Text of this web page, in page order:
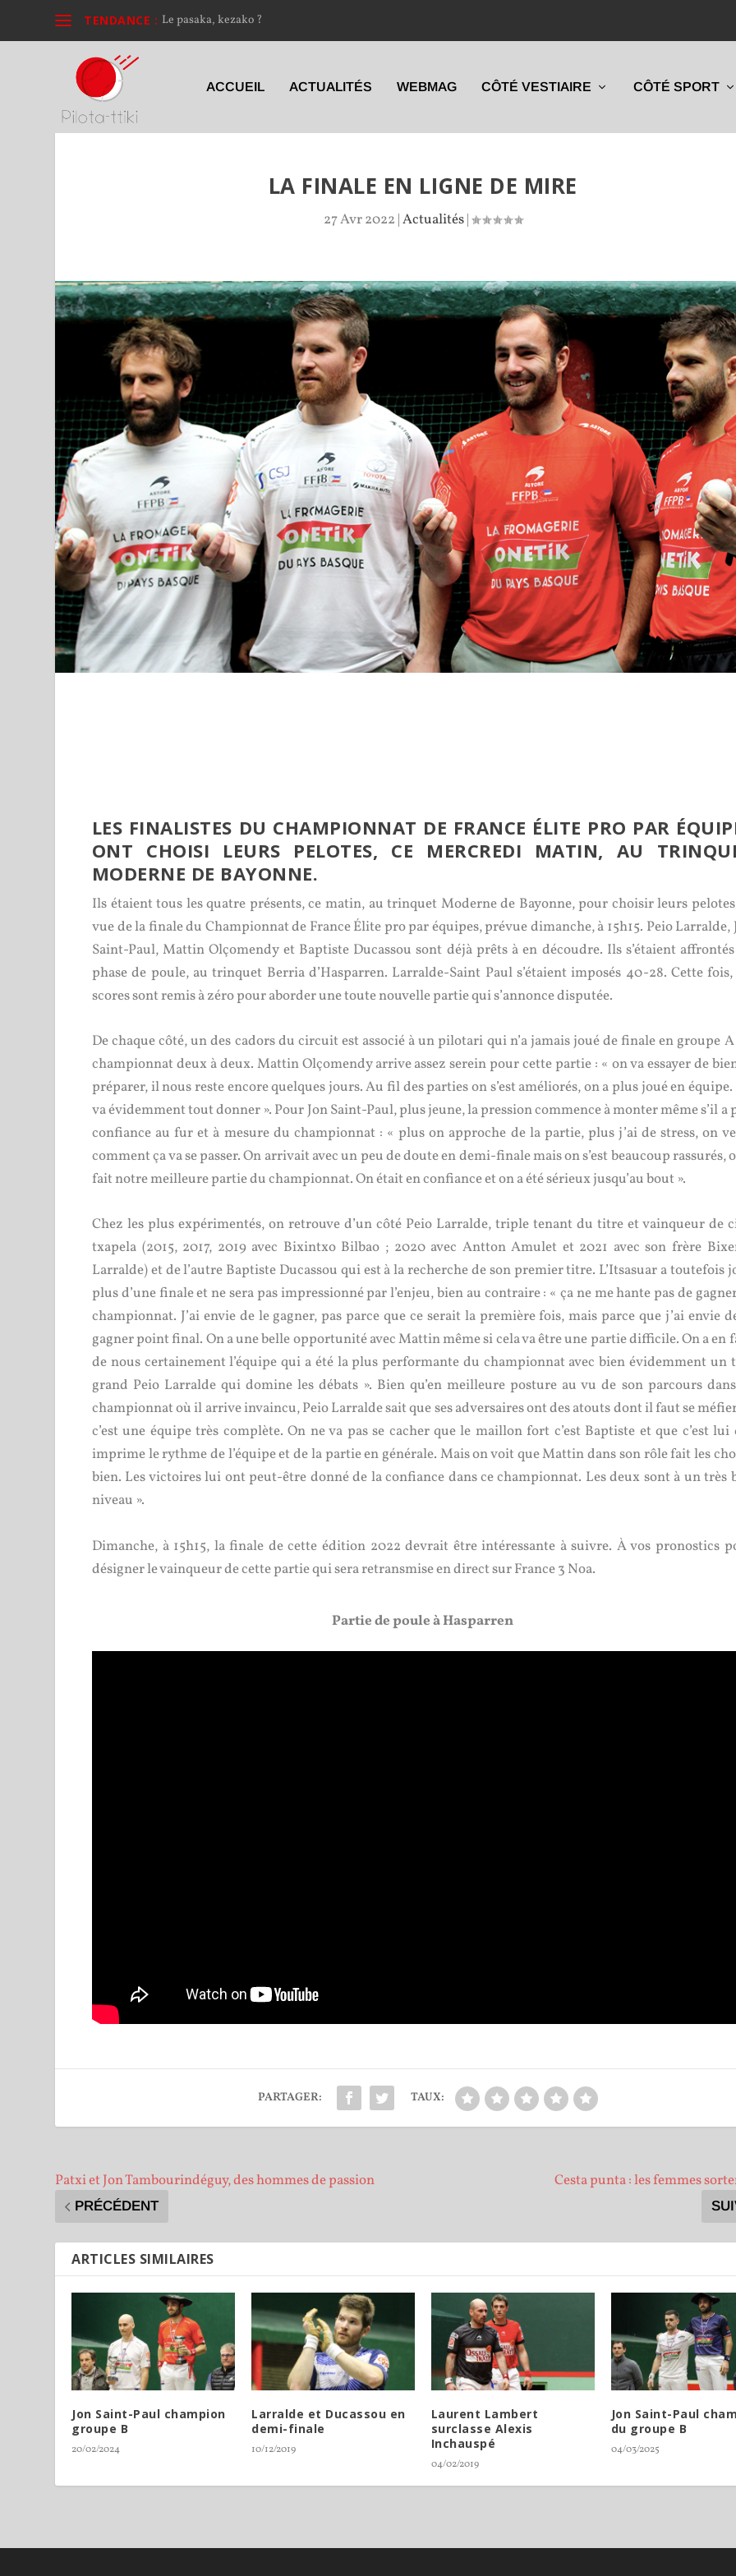
TENDANCE : Le pasaka, kezako ?
ACCUEIL ACTUALITÉS WEBMAG CÔTÉ VESTIAIRE CÔTÉ SPORT
LA FINALE EN LIGNE DE MIRE
27 Avr 2022 |Actualités|
LES FINALISTES DU CHAMPIONNAT DE FRANCE ÉLITE PRO PAR
ONT CHOISI LEURS PELOTES, CE MERCREDI MATIN, AU
MODERNE DE BAYONNE.
Ils étaient tous les quatre présents, ce matin, au trinquet Moderne de Bayonne, pour choisir leurs
vue de la finale du Championnat de France Élite pro par équipes, prévue dimanche, à 15h15. Peio Larralde,
Saint-Paul, Mattin Olçomendy et Baptiste Ducassou sont déjà prêts à en découdre. Ils s’étaient
phase de poule, au trinquet Berria d’Hasparren. Larralde-Saint Paul s’étaient imposés 40-28. Cette fois,
scores sont remis à zéro pour aborder une toute nouvelle partie qui s’annonce disputée.
De chaque côté, un des cadors du circuit est associé à un pilotari qui n’a jamais joué de finale en groupe
championnat deux à deux. Mattin Olçomendy arrive assez serein pour cette partie : « on va essayer de
préparer, il nous reste encore quelques jours. Au fil des parties on s’est améliorés, on a plus joué en équipe.
va évidemment tout donner ». Pour Jon Saint-Paul, plus jeune, la pression commence à monter même s’il a
confiance au fur et à mesure du championnat : « plus on approche de la partie, plus j’ai de stress, on
comment ça va se passer. On arrivait avec un peu de doute en demi-finale mais on s’est beaucoup rassurés,
fait notre meilleure partie du championnat. On était en confiance et on a été sérieux jusqu’au bout ».
Chez les plus expérimentés, on retrouve d’un côté Peio Larralde, triple tenant du titre et vainqueur de
txapela (2015, 2017, 2019 avec Bixintxo Bilbao ; 2020 avec Antton Amulet et 2021 avec son frère
Larralde) et de l’autre Baptiste Ducassou qui est à la recherche de son premier titre. L’Itsasuar a toutefois
plus d’une finale et ne sera pas impressionné par l’enjeu, bien au contraire : « ça ne me hante pas de
championnat. J’ai envie de le gagner, pas parce que ce serait la première fois, mais parce que j’ai envie
gagner point final. On a une belle opportunité avec Mattin même si cela va être une partie difficile. On a en
de nous certainement l’équipe qui a été la plus performante du championnat avec bien évidemment un
grand Peio Larralde qui domine les débats ». Bien qu’en meilleure posture au vu de son parcours
championnat où il arrive invaincu, Peio Larralde sait que ses adversaires ont des atouts dont il faut se
c’est une équipe très complète. On ne va pas se cacher que le maillon fort c’est Baptiste et que c’est lui
imprime le rythme de l’équipe et de la partie en générale. Mais on voit que Mattin dans son rôle fait les
bien. Les victoires lui ont peut-être donné de la confiance dans ce championnat. Les deux sont à un très
niveau ».
Dimanche, à 15h15, la finale de cette édition 2022 devrait être intéressante à suivre. À vos pronostics
désigner le vainqueur de cette partie qui sera retransmise en direct sur France 3 Noa.
Partie de poule à Hasparren
PARTAGER: TAUX:
Patxi et Jon Tambourindéguy, des hommes de passion
PRÉCÉDENT
Cesta punta : les femmes
ARTICLES SIMILAIRES
Jon Saint-Paul champion
groupe B
20/02/2024
Larralde et Ducassou en
demi-finale
10/12/2019
Laurent Lambert
surclasse Alexis
Inchauspé
04/02/2019
Jon Saint-Paul
du groupe B
04/03/2025